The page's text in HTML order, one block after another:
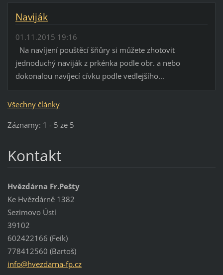
Naviják
01.11.2015 19:16
Na navíjení pouštěcí šňůry si můžete zhotovit
jednoduchý naviják z prkénka podle obr. a nebo
dokonalou navíjecí cívku podle vedlejšího...
Všechny články
Záznamy: 1 - 5 ze 5
Kontakt
Hvězdárna Fr.Pešty
Ke Hvězdárně 1382
Sezimovo Ústí
39102
602422166 (Feik)
778412560 (Bartoš)
info@hvezdarna-fp.cz